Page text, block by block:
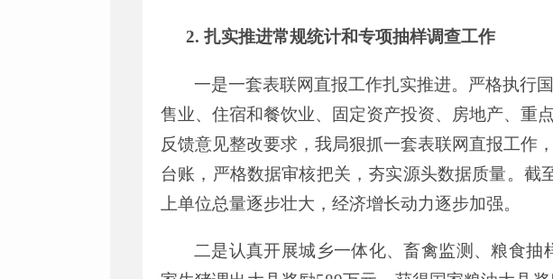
2. 扎实推进常规统计和专项抽样调查工作
一是一套表联网直报工作扎实推进。 严格执行
售业、住宿和餐饮业、
固定资产投资、 房地产、重
反馈意见整改要求 ， 我局狠抓一套表联网直报工作 ，
台账 ， 严格数据审核把关 ， 夯实源头数据质量。截
上单位总量逐步壮大 ， 经济增长动力逐步加强。
二是认真开展城乡一体化、畜禽监测、粮食抽